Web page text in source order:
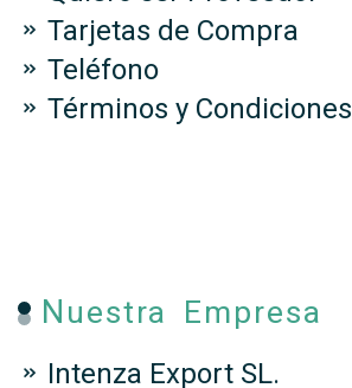
Tarjetas de Compra
Teléfono
Términos y Condiciones
Nuestra Empresa
Intenza Export SL.